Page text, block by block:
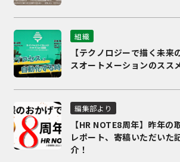
組織
【テクノロジーで描く未来
スオートメーションのスス
編集部より
【HR NOTE8周年】昨年の
レポート、寄稿いただいた
介！